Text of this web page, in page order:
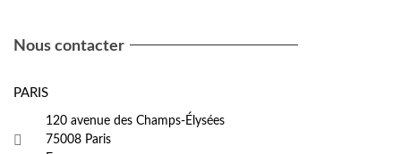
Nous contacter
PARIS
120 avenue des Champs-Élysées
75008 Paris